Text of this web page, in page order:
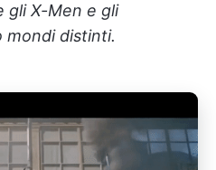
gli X-Men e gli
mondi distinti.